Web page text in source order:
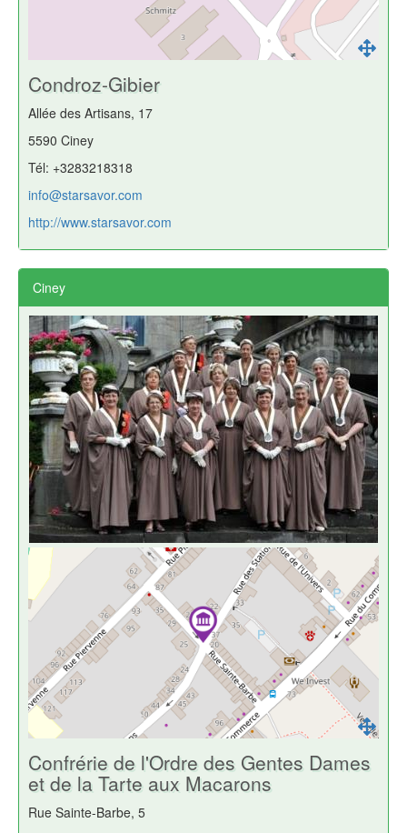
Condroz-Gibier
Allée des Artisans, 17
5590 Ciney
Tél: +3283218318
info@starsavor.com
http://www.starsavor.com
Ciney
Confrérie de l'Ordre des Gentes Dames
et de la Tarte aux Macarons
Rue Sainte-Barbe, 5